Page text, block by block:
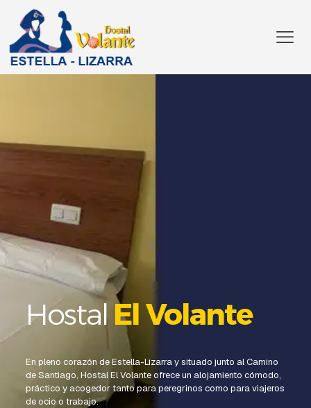
Hostal El Volante
En pleno corazón de Estella-Lizarra y situado junto al Camino
de Santiago, Hostal El Volante ofrece un alojamiento cómodo,
práctico y acogedor tanto para peregrinos como para viajeros
de ocio o trabajo.